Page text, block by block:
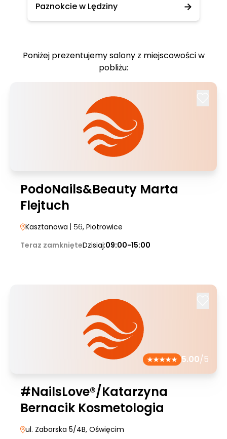
Paznokcie w Lędziny
Poniżej prezentujemy salony z miejscowości w
pobliżu:
PodoNails&Beauty Marta
Flejtuch
Kasztanowa | 56, Piotrowice
Teraz zamknięteDzisiaj:09:00-15:00
5.00/5
#NailsLove®/Katarzyna
Bernacik Kosmetologia
ul. Zaborska 5/4B, Oświęcim